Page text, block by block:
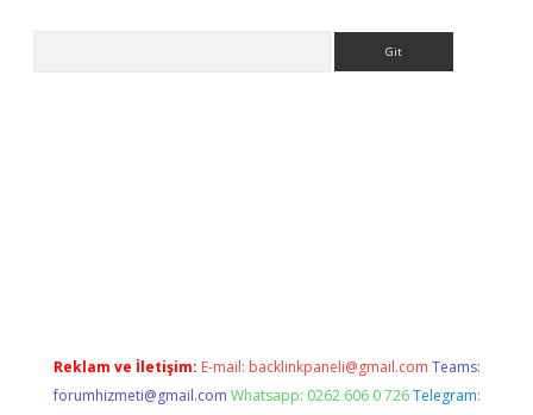
Reklam ve İletişim: E-mail: backlinkpaneli@gmail.com Teams:
forumhizmeti@gmail.com Whatsapp: 0262 606 0 726 Telegram: